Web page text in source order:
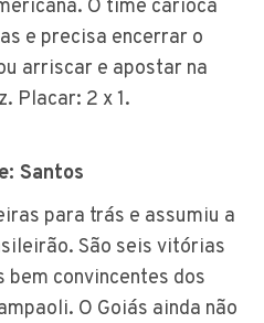
O time carioca
e precisa encerrar o
arriscar e apostar na
Placar: 2 x 1.
Santos
para trás e assumiu a
São seis vitórias
convincentes dos
O Goiás ainda não